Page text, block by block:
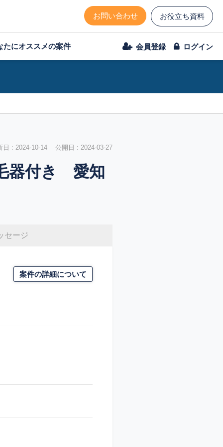
お問い合わせ お役立ち資料
たにオススメの案件 会員登録 ログイン
日 : 2024-10-14 公開日 : 2024-03-27
器付き 愛知
セージ
案件の詳細について